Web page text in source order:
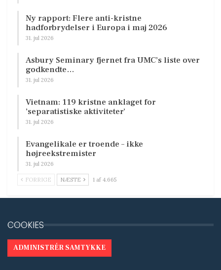
Ny rapport: Flere anti-kristne
hadforbrydelser i Europa i maj 2026
31. jul 2026
Asbury Seminary fjernet fra UMC’s liste over
godkendte…
31. jul 2026
Vietnam: 119 kristne anklaget for
’separatistiske aktiviteter’
31. jul 2026
Evangelikale er troende – ikke
højreekstremister
31. jul 2026
FORRIGE NÆSTE 1 af 4.665
COOKIES
ADMINISTRÉR SAMTYKKE